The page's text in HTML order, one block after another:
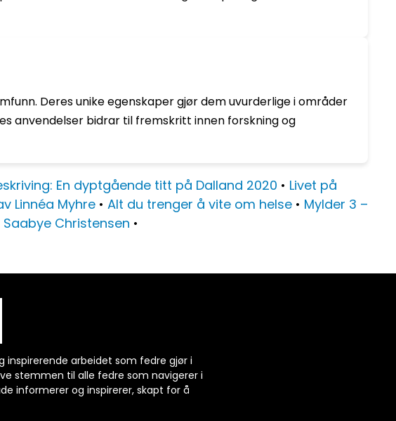
Deres unike egenskaper gjør dem uvurderlige i områder
anvendelser bidrar til fremskritt innen forskning og
En dyptgående titt på Dalland 2020 • Livet på
Linnéa Myhre • Alt du trenger å vite om helse • Mylder 3 –
Saabye Christensen •
inspirerende arbeidet som fedre gjør i
stemmen til alle fedre som navigerer i
informerer og inspirerer, skapt for å